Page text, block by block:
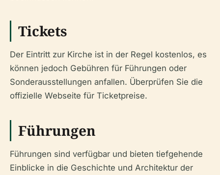
Tickets
Der Eintritt zur Kirche ist in der Regel kostenlos, es
können jedoch Gebühren für Führungen oder
Sonderausstellungen anfallen. Überprüfen Sie die
offizielle Webseite für Ticketpreise.
Führungen
Führungen sind verfügbar und bieten tiefgehende
Einblicke in die Geschichte und Architektur der